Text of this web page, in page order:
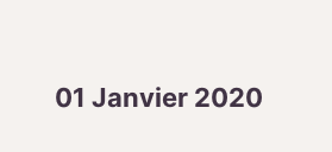
01 Janvier 2020